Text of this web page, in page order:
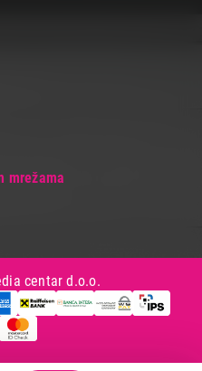
mrežama
centar d.o.o.